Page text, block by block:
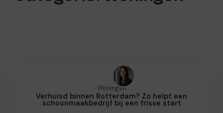
Woningen
Verhuisd binnen Rotterdam? Zo helpt een
schoonmaakbedrijf bij een frisse start